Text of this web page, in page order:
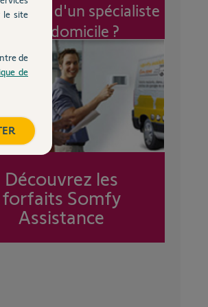
d'un spécialiste
à mon domicile ?
Découvrez les
forfaits Somfy
Assistance
le site
de
de